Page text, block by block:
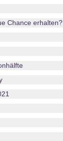
Chance erhalten?